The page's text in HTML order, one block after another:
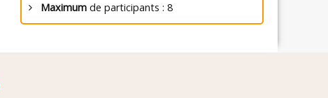
Maximumde participants : 8